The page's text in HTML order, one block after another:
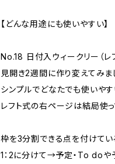
【どんな用途にも使いやすい】
No.18 日付入ウィークリー（レフ
見開き2週間に作り変えてみま
シンプルでどなたでも使いやす
レフト式の右ページは結局使
枠を3分割できる点を付けてい
1：2に分けて→予定・To doや